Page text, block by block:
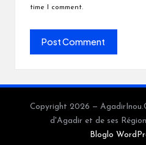
time I comment.
Copyright 2026 —
d'Agadir et de ses
Bloglo